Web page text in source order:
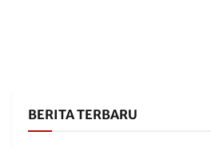
BERITA TERBARU